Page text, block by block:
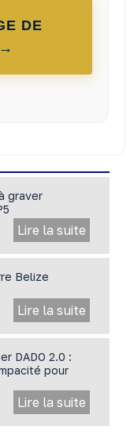
DE
graver
Lire la suite
Belize
Lire la suite
DADO 2.0 :
pour
Lire la suite